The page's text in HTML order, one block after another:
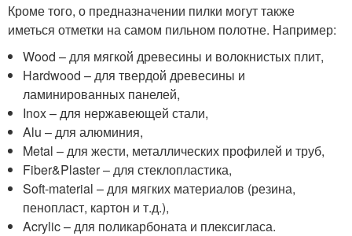
Кроме того, о предназначении пилки могут также
иметься отметки на самом пильном полотне. Например:
Wood – для мягкой древесины и волокнистых плит,
Hardwood – для твердой древесины и
ламинированных панелей,
Inox – для нержавеющей стали,
Alu – для алюминия,
Metal – для жести, металлических профилей и труб,
Fiber&Plaster – для стеклопластика,
Soft-material – для мягких материалов (резина,
пенопласт, картон и т.д.),
Acrylic – для поликарбоната и плексигласа.